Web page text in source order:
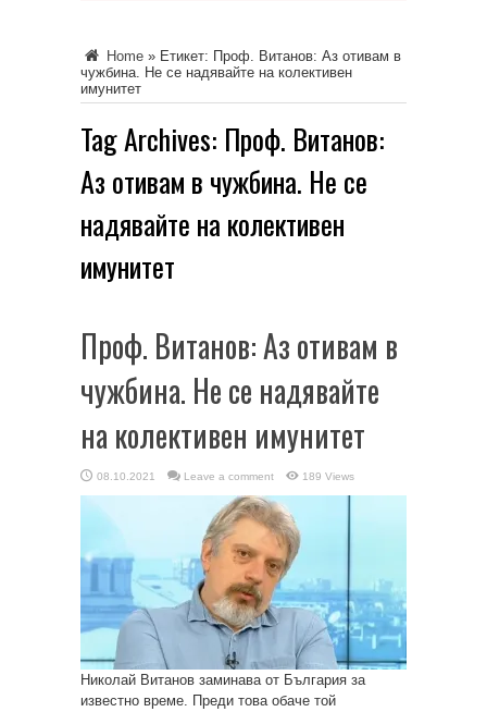
Home » Етикет: Проф. Витанов: Аз отивам в
чужбина. Не се надявайте на колективен
имунитет
Tag Archives: Проф. Витанов:
Аз отивам в чужбина. Не се
надявайте на колективен
имунитет
Проф. Витанов: Аз отивам в
чужбина. Не се надявайте
на колективен имунитет
08.10.2021 Leave a comment 189 Views
Николай Витанов заминава от България за
известно време. Преди това обаче той